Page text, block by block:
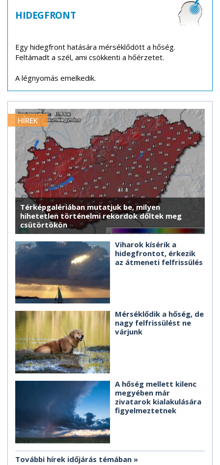
HIDEGFRONT
Egy hidegfront hatására mérséklődött a hőség.
Feltámadt a szél, ami csökkenti a hőérzetet.
A légnyomás emelkedik.
HÍREK
Térképgalériában mutatjuk be, milyen
hihetetlen történelmi rekordok dőltek meg
csütörtökön
Viharok kísérik a
hidegfrontot, érkezik
az átmeneti felfrissülés
Mérséklődik a hőség, de
nagy felfrissülést ne
várjunk
A hőség mellett kilenc
megyében már
zivatarok kialakulására
figyelmeztetnek
További hírek időjárás témában